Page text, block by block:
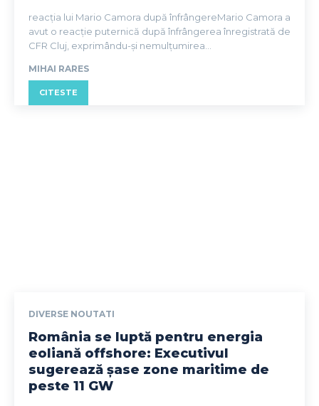
reacția lui Mario Camora după înfrângereMario Camora a
avut o reacție puternică după înfrângerea înregistrată de
CFR Cluj, exprimându-și nemulțumirea...
MIHAI RARES
CITESTE
DIVERSE NOUTATI
România se luptă pentru energia
eoliană offshore: Executivul
sugerează șase zone maritime de
peste 11 GW